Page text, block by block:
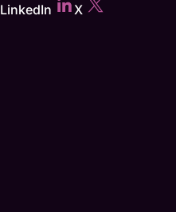
LinkedIn X